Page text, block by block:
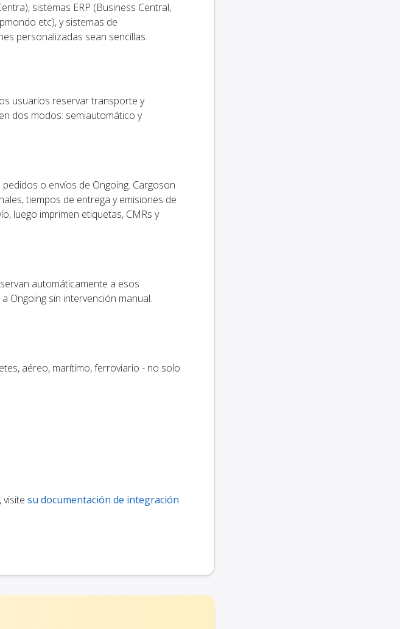
sistemas ERP (Business Central,
etc), y sistemas de
personalizadas sean sencillas.
usuarios reservar transporte y
dos modos: semiautomático y
o envíos de Ongoing. Cargoson
tiempos de entrega y emisiones de
luego imprimen etiquetas, CMRs y
automáticamente a esos
Ongoing sin intervención manual.
aéreo, marítimo, ferroviario - no solo
su documentación de integración